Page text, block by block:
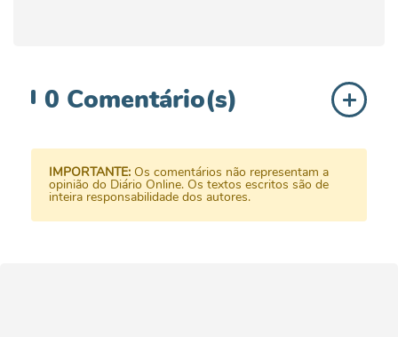
0 Comentário(s)
IMPORTANTE: Os comentários não representam a
opinião do Diário Online. Os textos escritos são de
inteira responsabilidade dos autores.